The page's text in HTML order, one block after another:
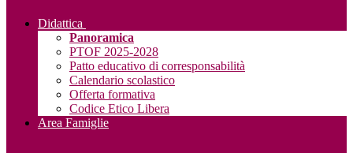
Didattica
Panoramica
PTOF 2025-2028
Patto educativo di corresponsabilità
Calendario scolastico
Offerta formativa
Codice Etico Libera
Area Famiglie